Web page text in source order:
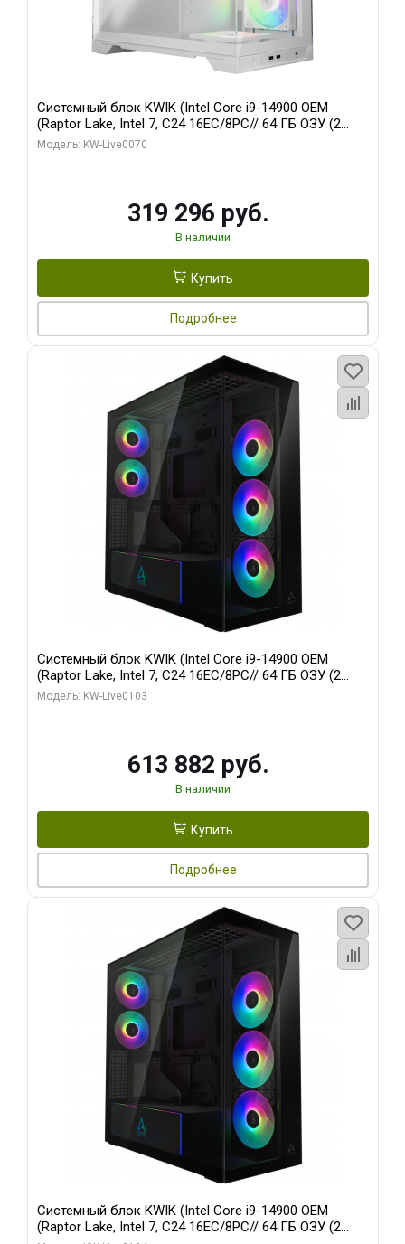
Системный блок KWIK (Intel Core i9-14900 OEM
(Raptor Lake, Intel 7, C24 16EC/8PC// 64 ГБ ОЗУ (2
модуля)/ Gigabyte RTX5080 XTREME WATERFORCE
Модель: KW-Live0070
319 296 руб.
В наличии
Купить
Подробнее
Системный блок KWIK (Intel Core i9-14900 OEM
(Raptor Lake, Intel 7, C24 16EC/8PC// 64 ГБ ОЗУ (2
модуля)/ Afox RTX4090 24GB GDDR6X 384-Bit 3xDP
Модель: KW-Live0103
613 882 руб.
В наличии
Купить
Подробнее
Системный блок KWIK (Intel Core i9-14900 OEM
(Raptor Lake, Intel 7, C24 16EC/8PC// 64 ГБ ОЗУ (2